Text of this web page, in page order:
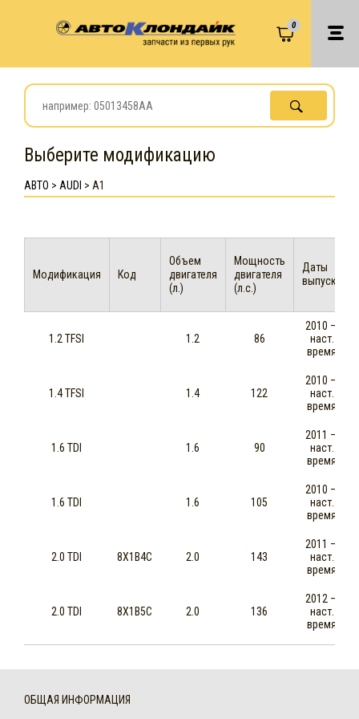
0
Выберите модификацию
АВТО > AUDI > A1
Модификация Код
Объем
двигателя
(л.)
Мощность
двигателя
(л.с.)
Даты
выпуска
1.2 TFSI 1.2 86
2010 —
наст.
время
1.4 TFSI 1.4 122
2010 —
наст.
время
1.6 TDI 1.6 90
2011 —
наст.
время
1.6 TDI 1.6 105
2010 —
наст.
время
2.0 TDI 8X1B4C 2.0 143
2011 —
наст.
время
2.0 TDI 8X1B5C 2.0 136
2012 —
наст.
время
ОБЩАЯ ИНФОРМАЦИЯ